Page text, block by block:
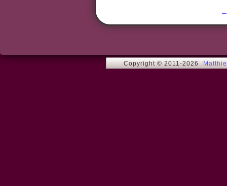
Copyright © 2011-2026